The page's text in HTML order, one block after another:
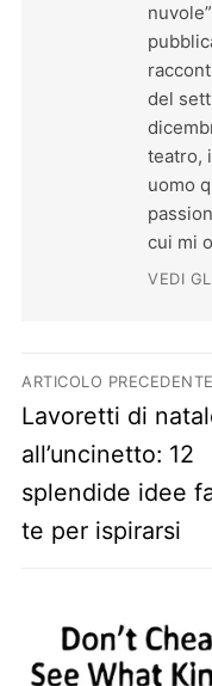
del
teatro,
uomo
cui mi
VEDI
ARTICOLO PRECEDENTE
Previous post:
Lavoretti di
all’uncinetto: 12
splendide idee
te per ispirarsi